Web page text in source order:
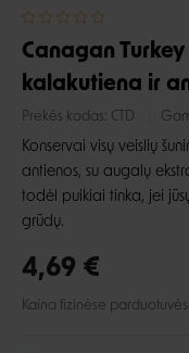
Canagan
kalakutiena ir
Prekės kodas: CTD
Konservai visų veislių
antienos, su augalų
todėl puikiai tinka, jei
grūdų.
4,69 €
Kaina fizinėse